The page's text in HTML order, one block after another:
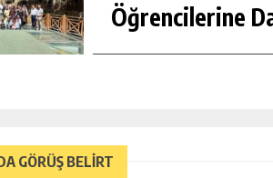
Öğrencilerine
GÖRÜŞ BELİRT